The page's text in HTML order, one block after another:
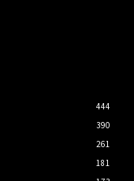
444
390
261
181